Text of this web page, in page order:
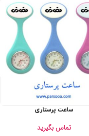
ساعت پرستاری
تماس بگیرید